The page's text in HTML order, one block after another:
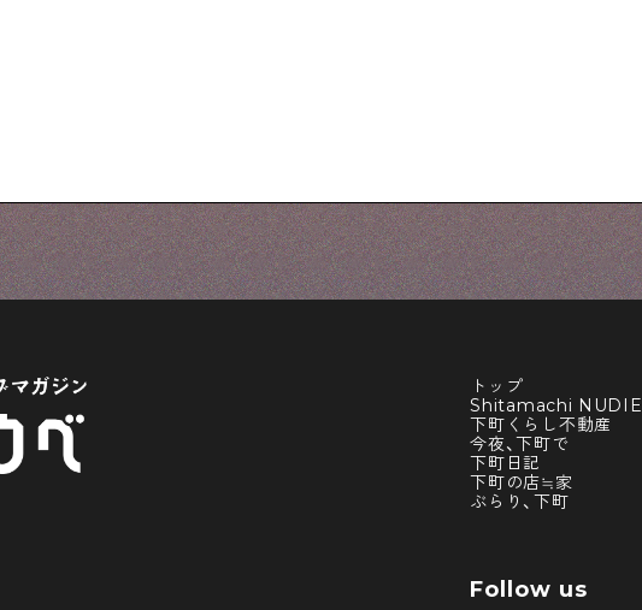
トップ
Shitamachi NUDIE
下町くらし不動産
今夜、下町で
下町日記
下町の店≒家
ぶらり、下町
Follow us